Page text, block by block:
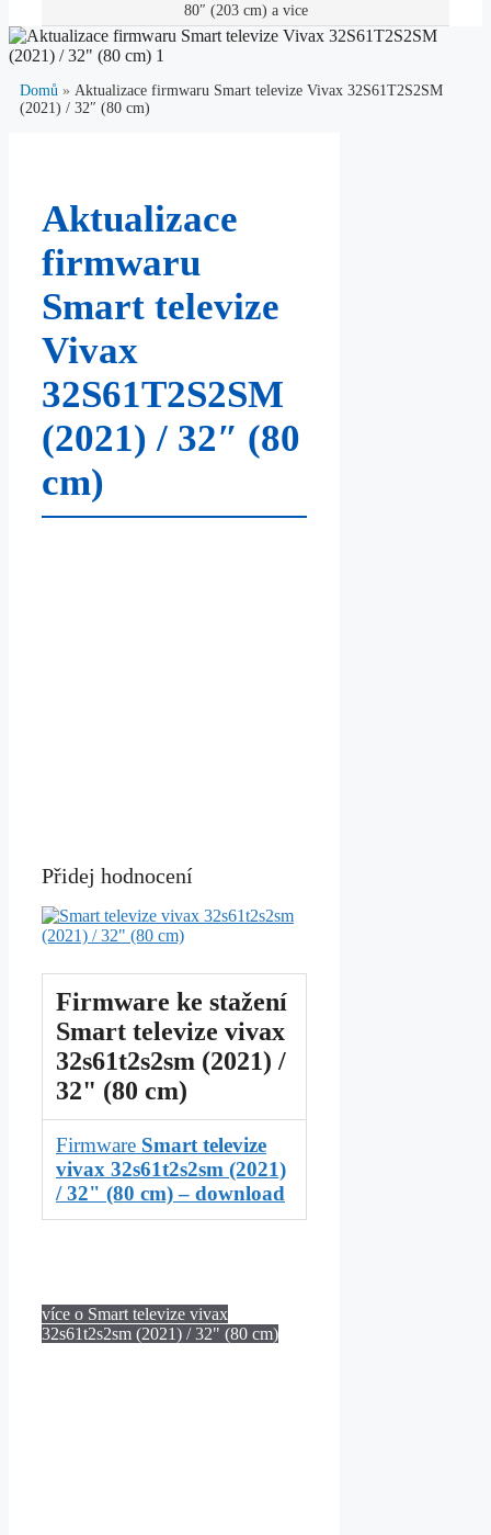
80″ (203 cm) a vice
Domů » Aktualizace firmwaru Smart televize Vivax 32S61T2S2SM
(2021) / 32″ (80 cm)
Aktualizace
firmwaru
Smart televize
Vivax
32S61T2S2SM
(2021) / 32″ (80
cm)
Přidej hodnocení
Firmware ke stažení
Smart televize vivax
32s61t2s2sm (2021) /
32" (80 cm)
Firmware Smart televize
vivax 32s61t2s2sm (2021)
/ 32" (80 cm) – download
více o Smart televize vivax
32s61t2s2sm (2021) / 32" (80 cm)